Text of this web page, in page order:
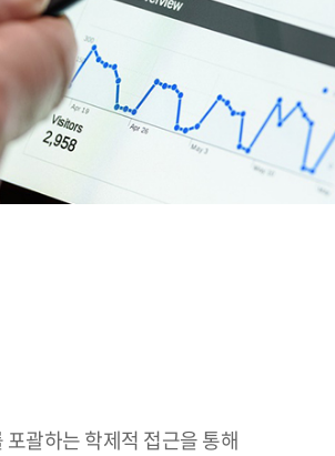
괄하는 학제적 접근을 통해